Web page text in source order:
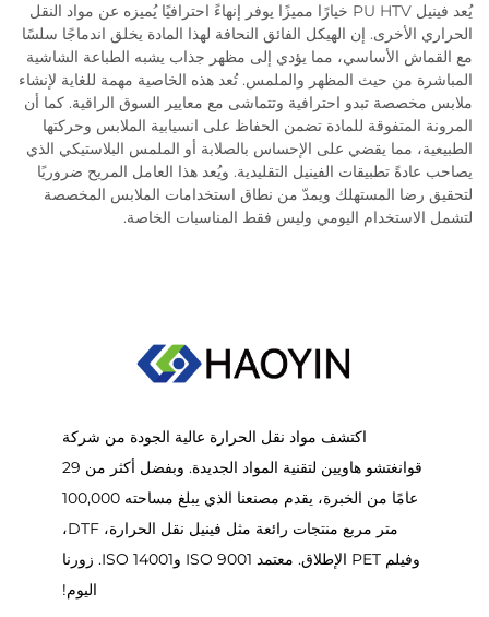
يُعد فينيل PU HTV خيارًا مميزًا يوفر إنهاءً احترافيًا يُميزه عن مواد النقل
الحراري الأخرى. إن الهيكل الفائق النحافة لهذا المادة يخلق اندماجًا سلسًا
مع القماش الأساسي، مما يؤدي إلى مظهر جذاب يشبه الطباعة الشاشية
المباشرة من حيث المظهر والملمس. تُعد هذه الخاصية مهمة للغاية لإنشاء
ملابس مخصصة تبدو احترافية وتتماشى مع معايير السوق الراقية. كما أن
المرونة المتفوقة للمادة تضمن الحفاظ على انسيابية الملابس وحركتها
الطبيعية، مما يقضي على الإحساس بالصلابة أو الملمس البلاستيكي الذي
يصاحب عادةً تطبيقات الفينيل التقليدية. ويُعد هذا العامل المريح ضروريًا
لتحقيق رضا المستهلك ويمدّ من نطاق استخدامات الملابس المخصصة
لتشمل الاستخدام اليومي وليس فقط المناسبات الخاصة.
اكتشف مواد نقل الحرارة عالية الجودة من شركة
قوانغتشو هاويين لتقنية المواد الجديدة. وبفضل أكثر من 29
عامًا من الخبرة، يقدم مصنعنا الذي يبلغ مساحته 100,000
متر مربع منتجات رائعة مثل فينيل نقل الحرارة، DTF،
وفيلم PET الإطلاق. معتمد ISO 9001 وISO 14001. زورنا
اليوم!